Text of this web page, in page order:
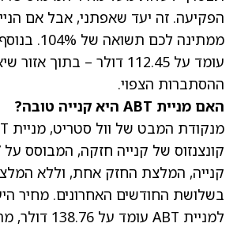
הפקיעה. זה יעד שאפתני, אבל אם
ממתינה לכם
עומד על 112.45 דולר – בתוך
ההסתברות הצפוי.
האם מניית ABT היא קנייה טובה?
קנייה, המלצת החזק אחת, וללא
בשלושת החודשים האחרונים. מחיר
למניית ABT עומד על 138.76 דולר
,